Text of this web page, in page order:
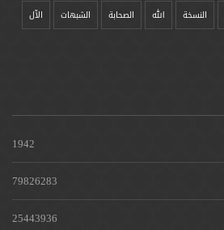
النسخة الله الصحابة الشبهات الآل
1942
79826283
25443936